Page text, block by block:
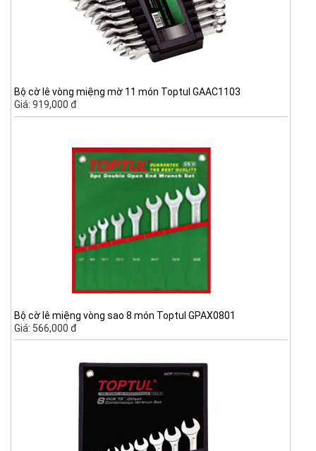
Bộ cờ lê vòng miệng mờ 11 món Toptul GAAC1103
Giá: 919,000 đ
Bộ cờ lê miệng vòng sao 8 món Toptul GPAX0801
Giá: 566,000 đ